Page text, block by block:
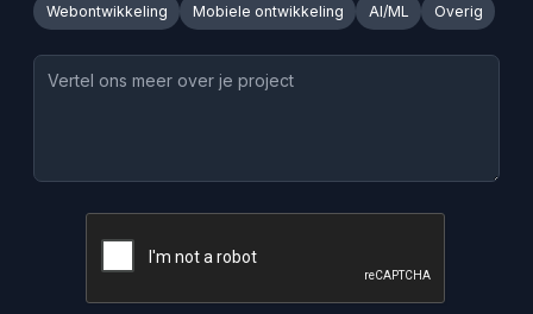
Webontwikkeling Mobiele ontwikkeling AI/ML Overig